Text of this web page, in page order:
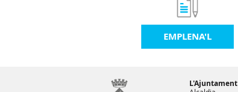
EMPLENA'L
L'Ajuntament